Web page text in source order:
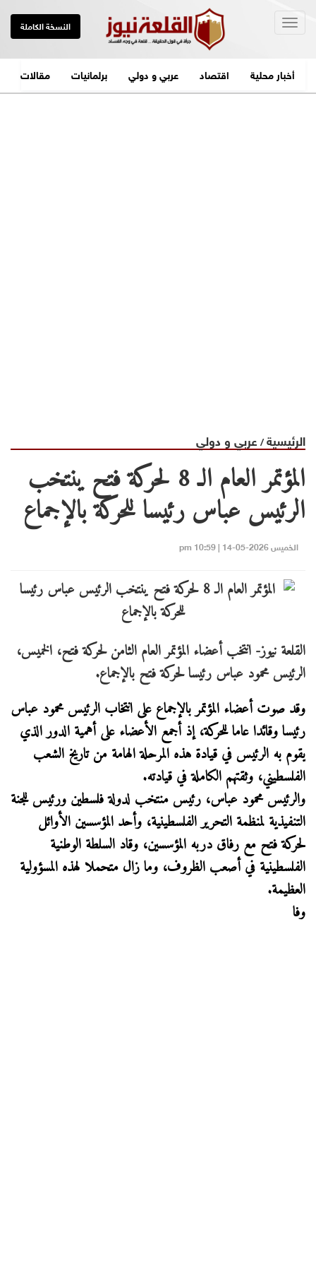
النسخة الكاملة
أخبار محلية اقتصاد عربي و دولي برلمانيات مقالات
الرئيسية/ عربي و دولي
المؤتمر العام الـ 8 لحركة فتح ينتخب
الرئيس عباس رئيسا للحركة بالإجماع
الخميس 2026-05-14 | 10:59 pm
القلعة نيوز- انتخب أعضاء المؤتمر العام الثامن لحركة فتح، الخميس،
الرئيس محمود عباس رئيسا لحركة فتح بالإجماع.
وقد صوت أعضاء المؤتمر بالإجماع على انتخاب الرئيس محمود عباس
رئيسا وقائدا عاما للحركة، إذ أجمع الأعضاء على أهمية الدور الذي
يقوم به الرئيس في قيادة هذه المرحلة الهامة من تاريخ الشعب
الفلسطيني، وثقتهم الكاملة في قيادته.
والرئيس محمود عباس، رئيس منتخب لدولة فلسطين ورئيس للجنة
التنفيذية لمنظمة التحرير الفلسطينية، وأحد المؤسسين الأوائل
لحركة فتح مع رفاق دربه المؤسسين، وقاد السلطة الوطنية
الفلسطينية في أصعب الظروف، وما زال متحملا لهذه المسؤولية
العظيمة.
وفا